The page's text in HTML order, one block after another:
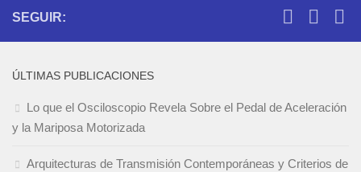
SEGUIR:
ÚLTIMAS PUBLICACIONES
Lo que el Osciloscopio Revela Sobre el Pedal de Aceleración
y la Mariposa Motorizada
Arquitecturas de Transmisión Contemporáneas y Criterios de